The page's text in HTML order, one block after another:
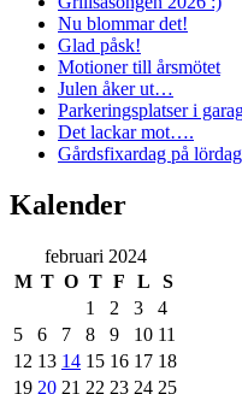
Nu blommar det!
Glad påsk!
Motioner till årsmötet
Julen åker ut…
Parkeringsplatser i
Det lackar mot….
Gårdsfixardag på
Kalender
februari 2024
M T O T F L
S
1
2 3
4
5
6 7 8 9 10 11
12 13 14 15 16 17 18
19 20 21 22 23 24 25